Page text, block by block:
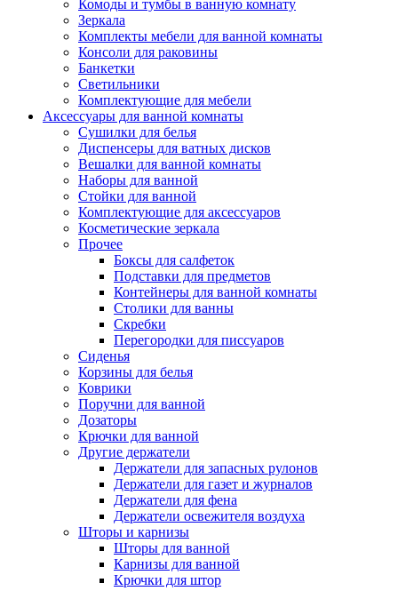
Комоды и тумбы в ванную комнату
Зеркала
Комплекты мебели для ванной комнаты
Консоли для раковины
Банкетки
Светильники
Комплектующие для мебели
Аксессуары для ванной комнаты
Сушилки для белья
Диспенсеры для ватных дисков
Вешалки для ванной комнаты
Наборы для ванной
Стойки для ванной
Комплектующие для аксессуаров
Косметические зеркала
Прочее
Боксы для салфеток
Подставки для предметов
Контейнеры для ванной комнаты
Столики для ванны
Скребки
Перегородки для писсуаров
Сиденья
Корзины для белья
Коврики
Поручни для ванной
Дозаторы
Крючки для ванной
Другие держатели
Держатели для запасных рулонов
Держатели для газет и журналов
Держатели для фена
Держатели освежителя воздуха
Шторы и карнизы
Шторы для ванной
Карнизы для ванной
Крючки для штор